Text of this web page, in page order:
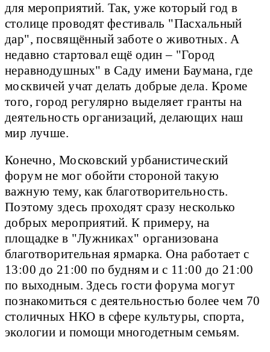
для мероприятий. Так, уже который год в
столице проводят фестиваль "Пасхальный
дар", посвящённый заботе о животных. А
недавно стартовал ещё один – "Город
неравнодушных" в Саду имени Баумана, где
москвичей учат делать добрые дела. Кроме
того, город регулярно выделяет гранты на
деятельность организаций, делающих наш
мир лучше.
Конечно, Московский урбанистический
форум не мог обойти стороной такую
важную тему, как благотворительность.
Поэтому здесь проходят сразу несколько
добрых мероприятий. К примеру, на
площадке в "Лужниках" организована
благотворительная ярмарка. Она работает с
13:00 до 21:00 по будням и с 11:00 до 21:00
по выходным. Здесь гости форума могут
познакомиться с деятельностью более чем 70
столичных НКО в сфере культуры, спорта,
экологии и помощи многодетным семьям.